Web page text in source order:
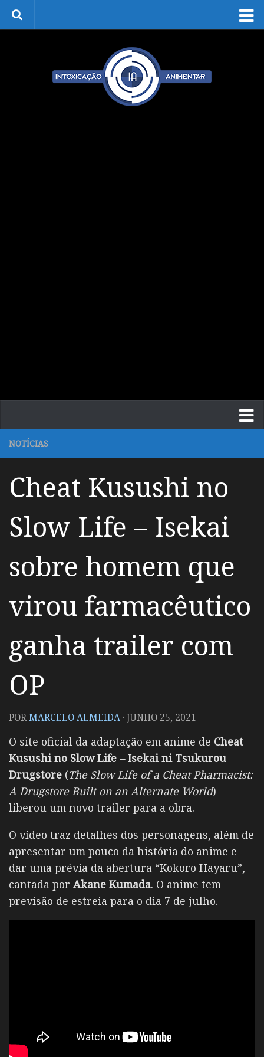
Skip to content
NOTÍCIAS
Cheat Kusushi no
Slow Life – Isekai
sobre homem que
virou farmacêutico
ganha trailer com
OP
PORMARCELO ALMEIDA ·JUNHO 25, 2021
O site oficial da adaptação em anime de Cheat
Kusushi no Slow Life – Isekai ni Tsukurou
Drugstore (The Slow Life of a Cheat Pharmacist:
A Drugstore Built on an Alternate World)
liberou um novo trailer para a obra.
O vídeo traz detalhes dos personagens, além de
apresentar um pouco da história do anime e
dar uma prévia da abertura “Kokoro Hayaru”,
cantada por Akane Kumada. O anime tem
previsão de estreia para o dia 7 de julho.